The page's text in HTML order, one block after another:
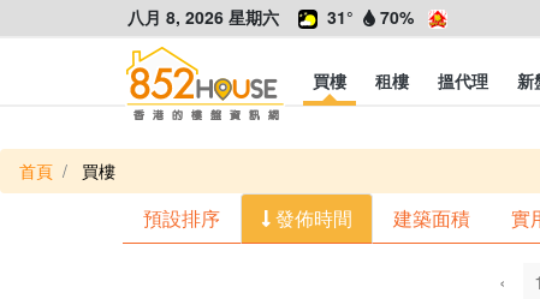
八月 8, 2026 星期六 31° 70%
買樓 租樓 搵代理 新
首頁 買樓
預設排序 發佈時間 建築面積 實
‹ 1